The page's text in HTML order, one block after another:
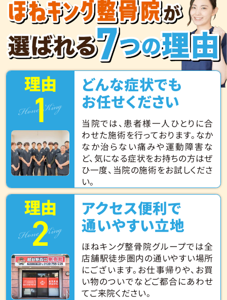
理由
1
Hone King
どんな症状でも
お任せください
当院では、患者様一人ひとりに合
わせた施術を行っております。なか
なか治らない痛みや運動障害な
ど、気になる症状をお持ちの方はぜ
ひ一度、当院の施術をお試しくださ
い。
理由
2
Hone King
アクセス便利で
通いやすい立地
ほねキング整骨院グループでは全
店舗駅徒歩圏内の通いやすい場所
にございます。お仕事帰りや、お買
い物のついでなどご都合にあわせ
てご来院ください。